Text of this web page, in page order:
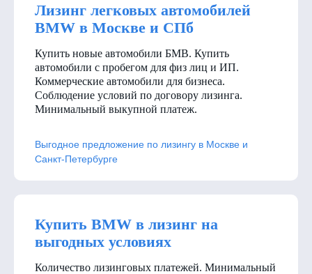
Лизинг легковых автомобилей
BMW в Москве и СПб
Купить новые автомобили БМВ. Купить
автомобили с пробегом для физ лиц и ИП.
Коммерческие автомобили для бизнеса.
Соблюдение условий по договору лизинга.
Минимальный выкупной платеж.
Выгодное предложение по лизингу в Москве и
Санкт-Петербурге
Купить BMW в лизинг на
выгодных условиях
Количество лизинговых платежей. Минимальный